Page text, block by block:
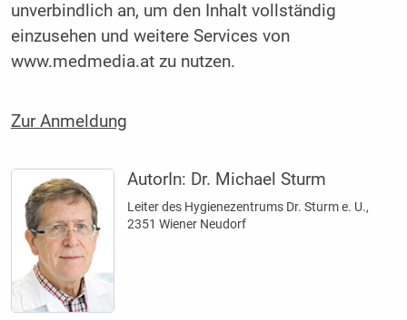
unverbindlich an, um den Inhalt vollständig
einzusehen und weitere Services von
www.medmedia.at zu nutzen.
Zur Anmeldung
AutorIn: Dr. Michael Sturm
Leiter des Hygienezentrums Dr. Sturm e. U.,
2351 Wiener Neudorf